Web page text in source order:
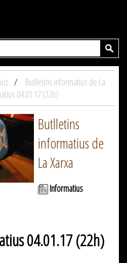
Butlletins informatius de La
04.01.17 (22h)
Butlletins
informatius de
La Xarxa
Informatius
04.01.17 (22h)